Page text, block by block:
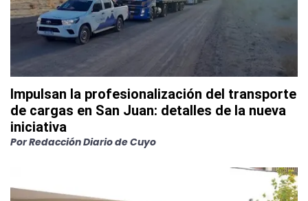
Impulsan la profesionalización del transporte
de cargas en San Juan: detalles de la nueva
iniciativa
PorRedacción Diario de Cuyo